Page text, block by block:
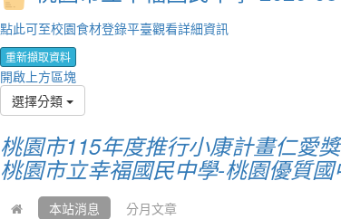
點此可至校園食材登錄平臺觀看詳細資訊
重新擷取資料
開啟上方區塊
選擇分類
桃園市115年度推行小康計畫仁愛
桃園市立幸福國民中學-桃園優質國
本站消息 分月文章